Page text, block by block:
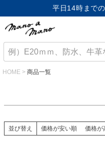
平日14時まで
HOME 商品一覧
価格が安い順
価格が高い順
優先度順
キーワードヒット順
並び替え 価格が安い順 価格が